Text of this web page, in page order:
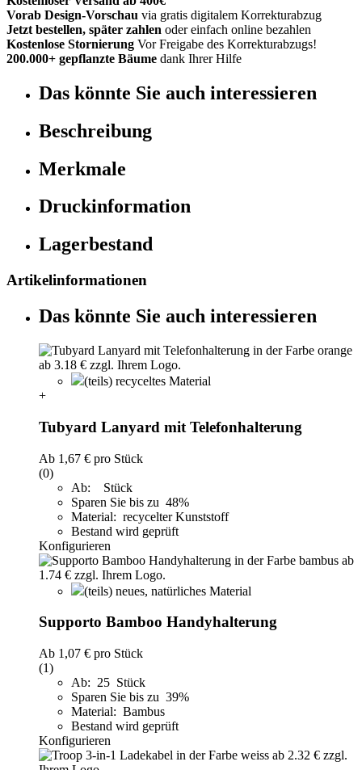
Vorab Design-Vorschau via gratis digitalem Korrekturabzug
Jetzt bestellen, später zahlen oder einfach online bezahlen
Kostenlose Stornierung Vor Freigabe des Korrekturabzugs!
200.000+ gepflanzte Bäume dank Ihrer Hilfe
Das könnte Sie auch interessieren
Beschreibung
Merkmale
Druckinformation
Lagerbestand
Artikelinformationen
Das könnte Sie auch interessieren
(teils) recyceltes Material
+
Tubyard Lanyard mit Telefonhalterung
Ab 1,67 € pro Stück
(0)
Ab: Stück
Sparen Sie bis zu 48%
Material: recycelter Kunststoff
Bestand wird geprüft
Konfigurieren
(teils) neues, natürliches Material
Supporto Bamboo Handyhalterung
Ab 1,07 € pro Stück
(1)
Ab: 25 Stück
Sparen Sie bis zu 39%
Material: Bambus
Bestand wird geprüft
Konfigurieren